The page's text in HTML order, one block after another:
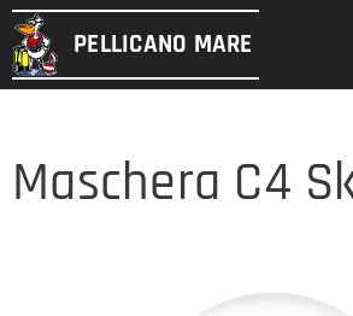
PELLICANO MARE
Maschera C4